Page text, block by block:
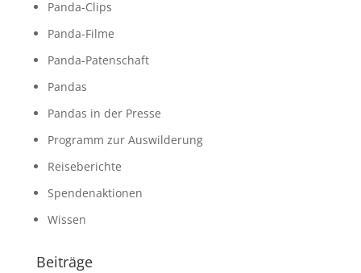
Panda-Clips
Panda-Filme
Panda-Patenschaft
Pandas
Pandas in der Presse
Programm zur Auswilderung
Reiseberichte
Spendenaktionen
Wissen
Beiträge